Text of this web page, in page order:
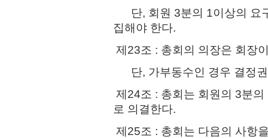
단, 회원 3분의 1이상의 요
집해야 한다.
제23조 : 총회의 의장은 회장
단, 가부동수인 경우 결정
제24조 : 총회는 회원의 3분
로 의결한다.
제25조 : 총회는 다음의 사항